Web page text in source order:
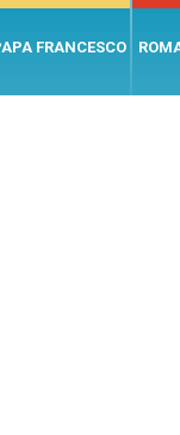
FRANCESCO